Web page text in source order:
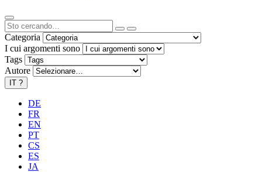
Categoria
I cui argomenti sono
Tags
Autore
IT ?
DE
FR
EN
PT
CS
ES
JA